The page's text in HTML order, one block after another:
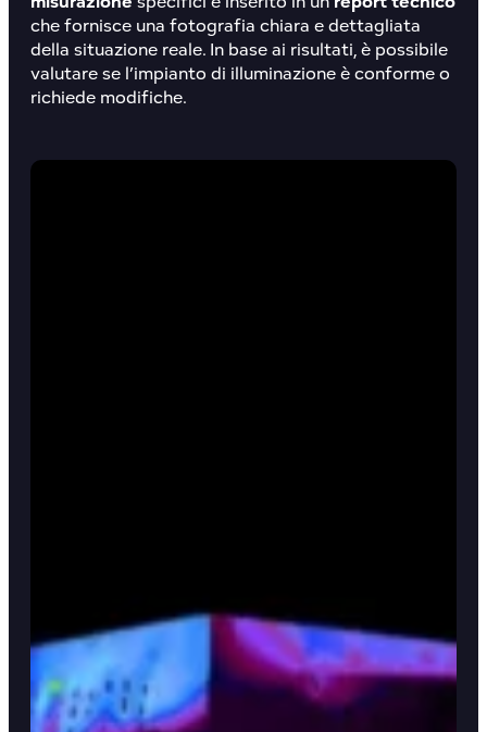
che fornisce una fotografia chiara e dettagliata
della situazione reale. In base ai risultati, è possibile
valutare se l’impianto di illuminazione è conforme o
richiede modifiche.